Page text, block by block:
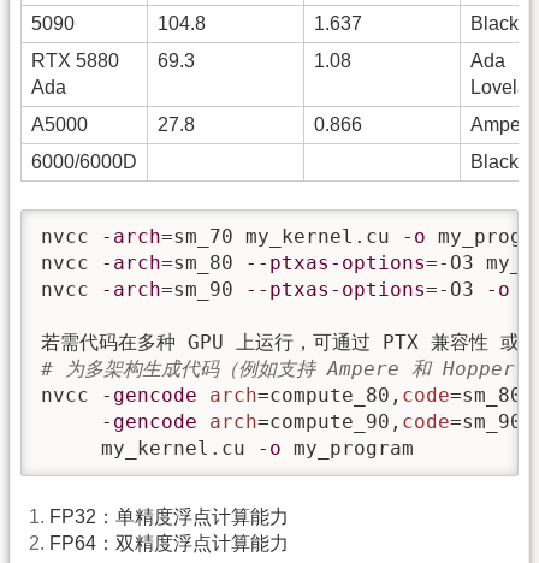
5090
104.8 1.637
RTX 5880
Ada
69.3 1.08
Ada
A5000
27.8 0.866
Ampere
6000/6000D
nvcc -arch=sm_70 my_kernel.cu -o
nvcc
-arch=sm_80 --ptxas-options=-O3
nvcc
-arch=sm_90 --ptxas-options=-O3 -o
# 为多架构生成代码（例如支持 Ampere 和 Hopper）
nvcc
-gencode arch=compute_80, code=sm_80
-gencode
arch=compute_90, code=sm_90
     my_kernel.cu
-o my_program
FP32：单精度浮点计算能力
FP64：双精度浮点计算能力